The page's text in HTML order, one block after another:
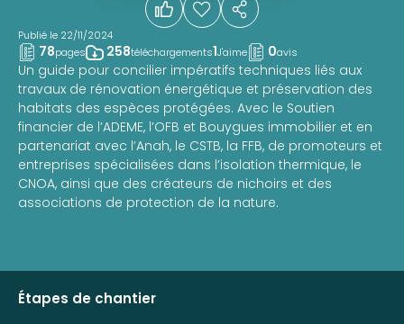
Publié le 22/11/2024
78pages 258téléchargements1J'aime 0avis
Un guide pour concilier impératifs techniques liés aux
travaux de rénovation énergétique et préservation des
habitats des espèces protégées. Avec le Soutien
financier de l’ADEME, l’OFB et Bouygues immobilier et en
partenariat avec l’Anah, le CSTB, la FFB, de promoteurs et
entreprises spécialisées dans l’isolation thermique, le
CNOA, ainsi que des créateurs de nichoirs et des
associations de protection de la nature.
Étapes de chantier